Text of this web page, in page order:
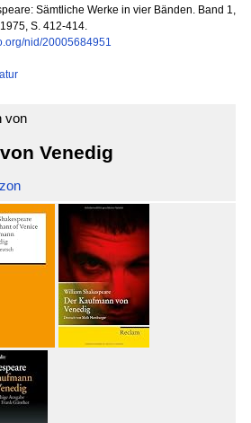
Sämtliche Werke in vier Bänden. Band 1,
S. 412-414.
nid/20005684951
von
Venedig